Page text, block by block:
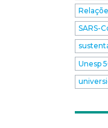
SARS-
Unesp